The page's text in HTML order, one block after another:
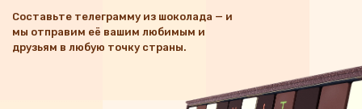
Составьте телеграмму из шоколада — и
мы отправим её вашим любимым и
друзьям в любую точку страны.